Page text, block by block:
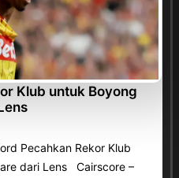
Klub untuk Boyong
Pecahkan Rekor Klub
dari Lens Cairscore –